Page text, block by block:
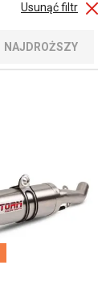
Usunąć filtr
NAJDROŻSZY